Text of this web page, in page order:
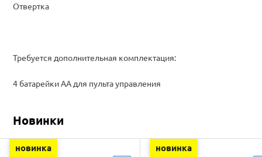
Отвертка
Требуется дополнительная комплектация:
4 батарейки АА для пульта управления
Новинки
новинка новинка